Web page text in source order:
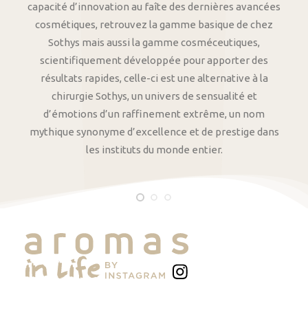
capacité d’innovation au faîte des dernières avancées
cosmétiques, retrouvez la gamme basique de chez
Sothys mais aussi la gamme cosméceutiques,
scientifiquement développée pour apporter des
résultats rapides, celle-ci est une alternative à la
chirurgie Sothys, un univers de sensualité et
d’émotions d’un raffinement extrême, un nom
mythique synonyme d’excellence et de prestige dans
les instituts du monde entier.